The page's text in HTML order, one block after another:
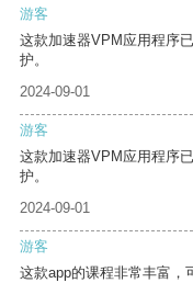
游客
这款加速器VPM应用程序
护。
2024-09-01
游客
这款加速器VPM应用程序
护。
2024-09-01
游客
这款app的课程非常丰富，